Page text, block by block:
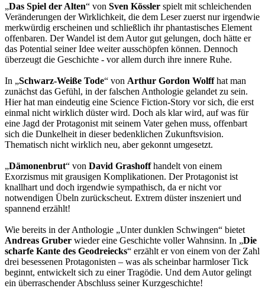
„Das Spiel der Alten“ von Sven Kössler spielt mit schleichenden
Veränderungen der Wirklichkeit, die dem Leser zuerst nur irgendwie
merkwürdig erscheinen und schließlich ihr phantastisches Element
offenbaren. Der Wandel ist dem Autor gut gelungen, doch hätte er
das Potential seiner Idee weiter ausschöpfen können. Dennoch
überzeugt die Geschichte - vor allem durch ihre innere Ruhe.
In „Schwarz-Weiße Tode“ von Arthur Gordon Wolffhat man
zunächst das Gefühl, in der falschen Anthologie gelandet zu sein.
Hier hat man eindeutig eine Science Fiction-Story vor sich, die erst
einmal nicht wirklich düster wird. Doch als klar wird, auf was für
eine Jagd der Protagonist mit seinem Vater gehen muss, offenbart
sich die Dunkelheit in dieser bedenklichen Zukunftsvision.
Thematisch nicht wirklich neu, aber gekonnt umgesetzt.
„Dämonenbrut“ von David Grashoffhandelt von einem
Exorzismus mit grausigen Komplikationen. Der Protagonist ist
knallhart und doch irgendwie sympathisch, da er nicht vor
notwendigen Übeln zurückscheut. Extrem düster inszeniert und
spannend erzählt!
Wie bereits in der Anthologie „Unter dunklen Schwingen“ bietet
Andreas Gruber wieder eine Geschichte voller Wahnsinn. In „Die
scharfe Kante des Geodreiecks“ erzählt er von einem von der Zahl
drei besessenen Protagonisten – was als scheinbar harmloser Tick
beginnt, entwickelt sich zu einer Tragödie. Und dem Autor gelingt
ein überraschender Abschluss seiner Kurzgeschichte!